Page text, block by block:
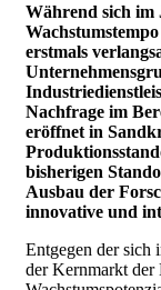
Während sich im
erstmals
Nachfrage im
eröffnet in
bisherigen
Ausbau der
innovative und
Entgegen der sich
der Kernmarkt der